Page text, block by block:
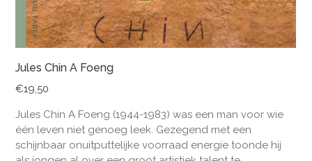
Jules Chin A Foeng
€19,50
Jules Chin A Foeng (1944-1983) was een man voor wie
één leven niet genoeg leek. Gezegend met een
schijnbaar onuitputtelijke voorraad energie toonde hij